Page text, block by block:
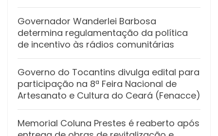
Governador Wanderlei Barbosa
determina regulamentação da política
de incentivo às rádios comunitárias
Governo do Tocantins divulga edital para
participação na 8ª Feira Nacional de
Artesanato e Cultura do Ceará (Fenacce)
Memorial Coluna Prestes é reaberto após